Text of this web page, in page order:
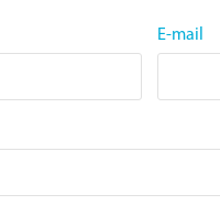
E-mail